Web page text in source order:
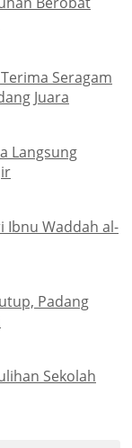
Seragam
Juara
Langsung
Ibnu Waddah al-
Padang
Sekolah